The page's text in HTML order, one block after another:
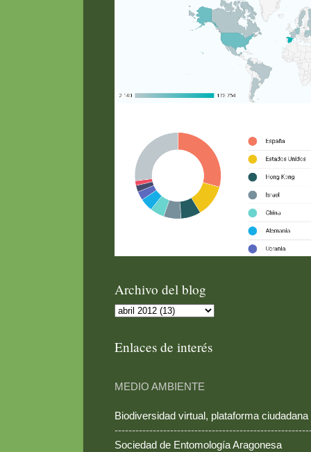
Archivo del blog
Enlaces de interés
MEDIO AMBIENTE
Biodiversidad virtual, plataforma ciudadana
Sociedad de Entomología Aragonesa